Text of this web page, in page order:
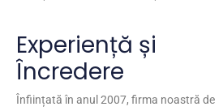
Experiență și
Încredere
Înființată în anul 2007, firma noastră de